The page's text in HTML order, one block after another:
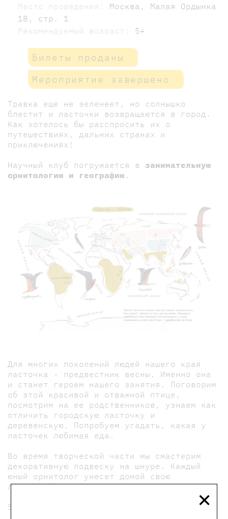
×
Место проведения: Москва, Малая Ордынка
18, стр. 1
Рекомендуемый возраст: 5+
Билеты проданы
Мероприятие завершено
Травка еще не зеленеет, но солнышко
блестит и ласточки возвращаются в город.
Как хотелось бы расспросить их о
путешествиях, дальних странах и
приключениях!
Научный клуб погружается в занимательную
орнитологию и географию .
Для многих поколений людей нашего края
ласточка - предвестник весны. Именно она
и станет героем нашего занятия. Поговорим
об этой красивой и отважной птице,
посмотрим на ее родственников, узнаем как
отличить городскую ласточку и
деревенскую. Попробуем угадать, какая у
ласточек любимая еда.
Во время творческой части мы смастерим
декоративную подвеску на шнуре. Каждый
юный орнитолог унесет домой свою
ласточку)
5+